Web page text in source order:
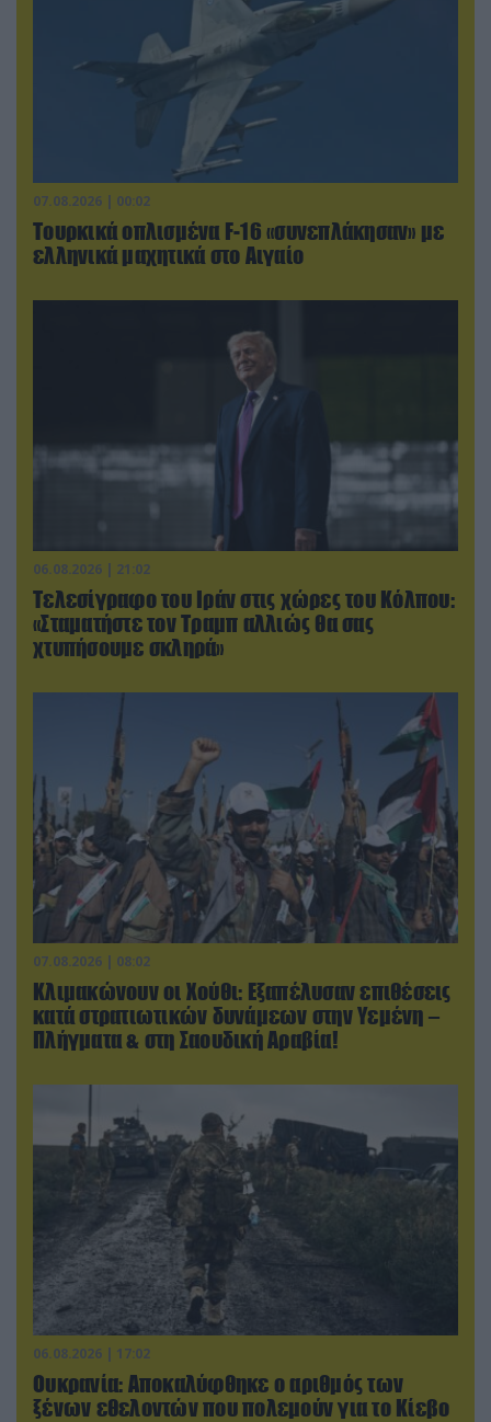
07.08.2026 | 00:02
Τουρκικά οπλισμένα F-16 «συνεπλάκησαν» με
ελληνικά μαχητικά στο Αιγαίο
06.08.2026 | 21:02
Τελεσίγραφο του Ιράν στις χώρες του Κόλπου:
«Σταματήστε τον Τραμπ αλλιώς θα σας
χτυπήσουμε σκληρά»
07.08.2026 | 08:02
Κλιμακώνουν οι Χούθι: Eξαπέλυσαν επιθέσεις
κατά στρατιωτικών δυνάμεων στην Υεμένη –
Πλήγματα & στη Σαουδική Αραβία!
06.08.2026 | 17:02
Ουκρανία: Αποκαλύφθηκε ο αριθμός των
ξένων εθελοντών που πολεμούν για το Κίεβο